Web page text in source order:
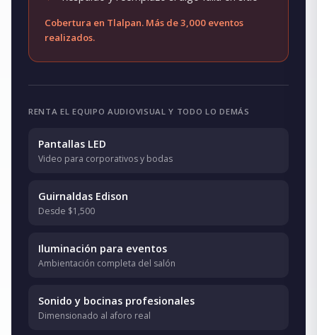
Cobertura en Tlalpan. Más de 3,000 eventos
realizados.
RENTA EL EQUIPO AUDIOVISUAL Y TODO LO DEMÁS
Pantallas LED
Video para corporativos y bodas
Guirnaldas Edison
Desde $1,500
Iluminación para eventos
Ambientación completa del salón
Sonido y bocinas profesionales
Dimensionado al aforo real